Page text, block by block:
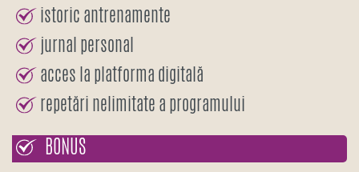
istoric antrenamente
jurnal personal
acces la platforma digitală
repetări nelimitate a programului
BONUS